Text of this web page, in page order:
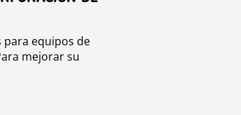
para equipos de
mejorar su